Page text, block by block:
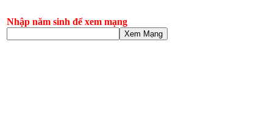
Nhập năm sinh để xem mạng
Xem Mạng